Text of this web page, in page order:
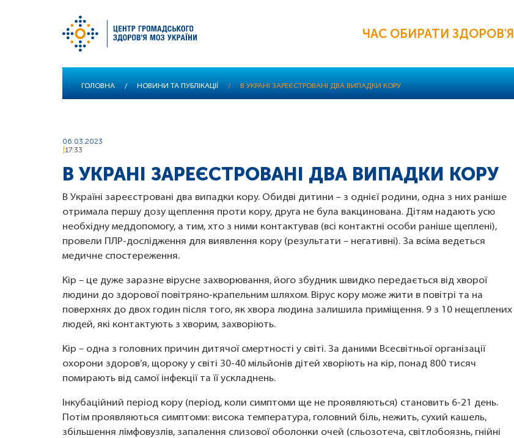
ЧАС ОБИРАТИ ЗДОРОВ'Я
ГОЛОВНА / НОВИНИ ТА ПУБЛІКАЦІЇ / В УКРАНІ ЗАРЕЄСТРОВАНІ ДВА ВИПАДКИ КОРУ
06.03.2023
17:33
В УКРАНІ ЗАРЕЄСТРОВАНІ ДВА ВИПАДКИ КОРУ
В Україні зареєстровані два випадки кору. Обидві дитини – з однієї родини, одна з них раніше
отримала першу дозу щеплення проти кору, друга не була вакцинована. Дітям надають усю
необхідну меддопомогу, а тим, хто з ними контактував (всі контактні особи раніше щеплені),
провели ПЛР-дослідження для виявлення кору (результати – негативні). За всіма ведеться
медичне спостереження.
Кір – це дуже заразне вірусне захворювання, його збудник швидко передається від хворої
людини до здорової повітряно-крапельним шляхом. Вірус кору може жити в повітрі та на
поверхнях до двох годин після того, як хвора людина залишила приміщення. 9 з 10 нещеплених
людей, які контактують з хворим, захворіють.
Кір – одна з головних причин дитячої смертності у світі. За даними Всесвітньої організації
охорони здоров’я, щороку у світі 30-40 мільйонів дітей хворіють на кір, понад 800 тисяч
помирають від самої інфекції та її ускладнень.
Інкубаційний період кору (період, коли симптоми ще не проявляються) становить 6-21 день.
Потім проявляються симптоми: висока температура, головний біль, нежить, сухий кашель,
збільшення лімфовузлів, запалення слизової оболонки очей (сльозотеча, світлобоязнь, гнійні